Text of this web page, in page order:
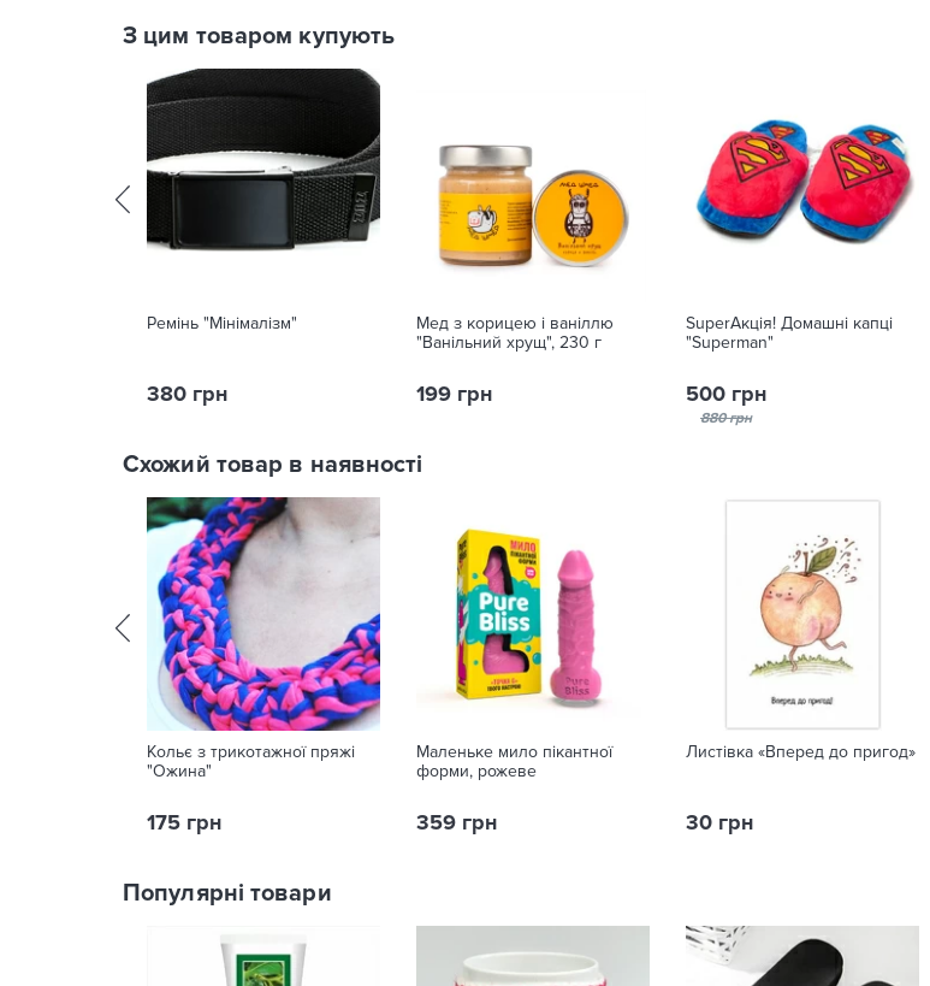
З цим товаром купують
Ремінь "Мінімалізм"
380 грн
Мед з корицею і ваніллю
"Ванільний хрущ", 230 г
199 грн
SuperАкція! Домашні капці
"Superman"
500 грн
880 грн
Схожий товар в наявності
Кольє з трикотажної пряжі
"Ожина"
175 грн
Маленьке мило пікантної
форми, рожеве
359 грн
Листівка «Вперед до пригод»
30 грн
Популярні товари